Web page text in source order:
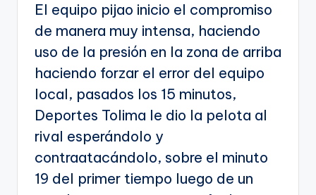
El equipo pijao inicio el compromiso
de manera muy intensa, haciendo
uso de la presión en la zona de arriba
haciendo forzar el error del equipo
local, pasados los 15 minutos,
Deportes Tolima le dio la pelota al
rival esperándolo y
contraatacándolo, sobre el minuto
19 del primer tiempo luego de un